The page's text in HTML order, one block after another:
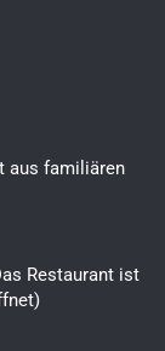
aus familiären
Restaurant ist